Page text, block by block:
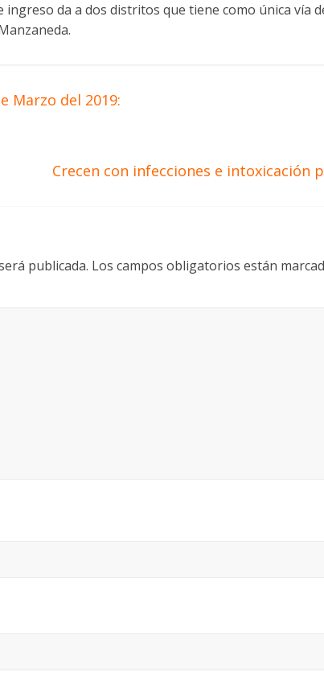
da a dos distritos que tiene como única vía
Marzo del 2019:
Crecen con infecciones e intoxicación
publicada. Los campos obligatorios están